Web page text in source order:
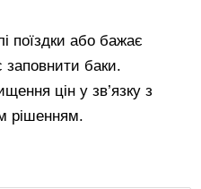
поїздки або бажає
баки.
цін у зв’язку з
рішенням.